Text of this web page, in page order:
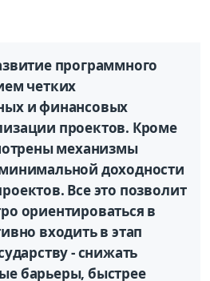
программного
четких
и финансовых
проектов. Кроме
механизмы
доходности
Все это позволит
ориентироваться в
входить в этап
- снижать
барьеры, быстрее